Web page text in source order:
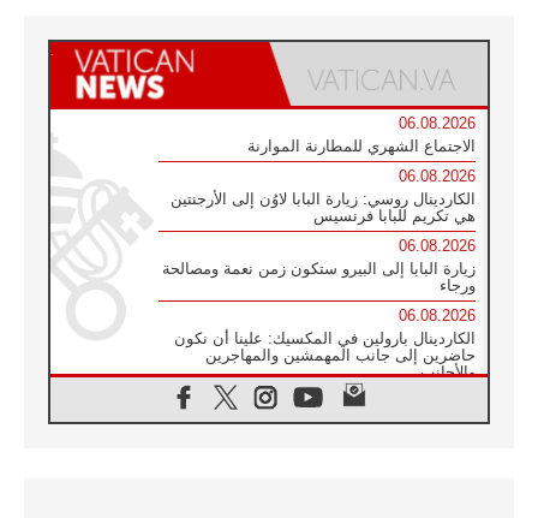
06.08.2026
الاجتماع الشهري للمطارنة الموارنة
06.08.2026
الكاردينال روسي: زيارة البابا لاوُن إلى الأرجنتين
هي تكريم للبابا فرنسيس
06.08.2026
زيارة البابا إلى البيرو ستكون زمن نعمة ومصالحة
ورجاء
06.08.2026
الكاردينال بارولين في المكسيك: علينا أن نكون
حاضرين إلى جانب المهمشين والمهاجرين
والأجانب
البابا لاوُن الرابع عشر للشباب في أسيزي: